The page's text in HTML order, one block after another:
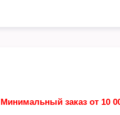
Минимальный заказ от 10